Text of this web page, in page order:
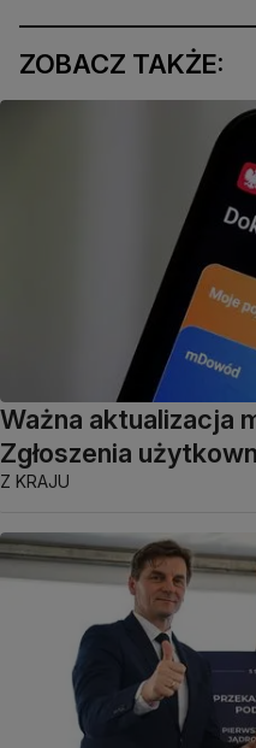
ZOBACZ TAKŻE:
Ważna aktualizacja
Zgłoszenia
Z KRAJU